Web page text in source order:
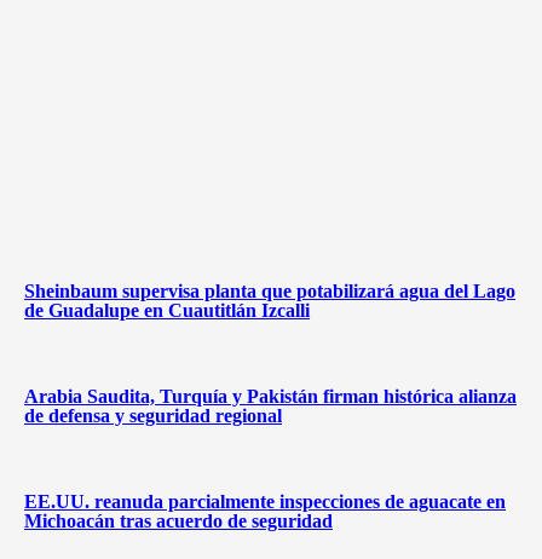
Sheinbaum supervisa planta que potabilizará agua del Lago
de Guadalupe en Cuautitlán Izcalli
Arabia Saudita, Turquía y Pakistán firman histórica alianza
de defensa y seguridad regional
EE.UU. reanuda parcialmente inspecciones de aguacate en
Michoacán tras acuerdo de seguridad